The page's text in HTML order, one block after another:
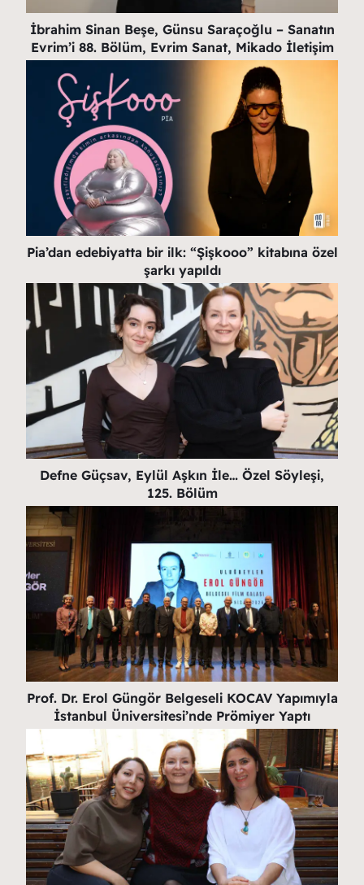
İbrahim Sinan Beşe, Günsu Saraçoğlu – Sanatın
Evrim’i 88. Bölüm, Evrim Sanat, Mikado İletişim
Pia’dan edebiyatta bir ilk: “Şişkooo” kitabına özel
şarkı yapıldı
Defne Güçsav, Eylül Aşkın İle… Özel Söyleşi,
125. Bölüm
Prof. Dr. Erol Güngör Belgeseli KOCAV Yapımıyla
İstanbul Üniversitesi’nde Prömiyer Yaptı